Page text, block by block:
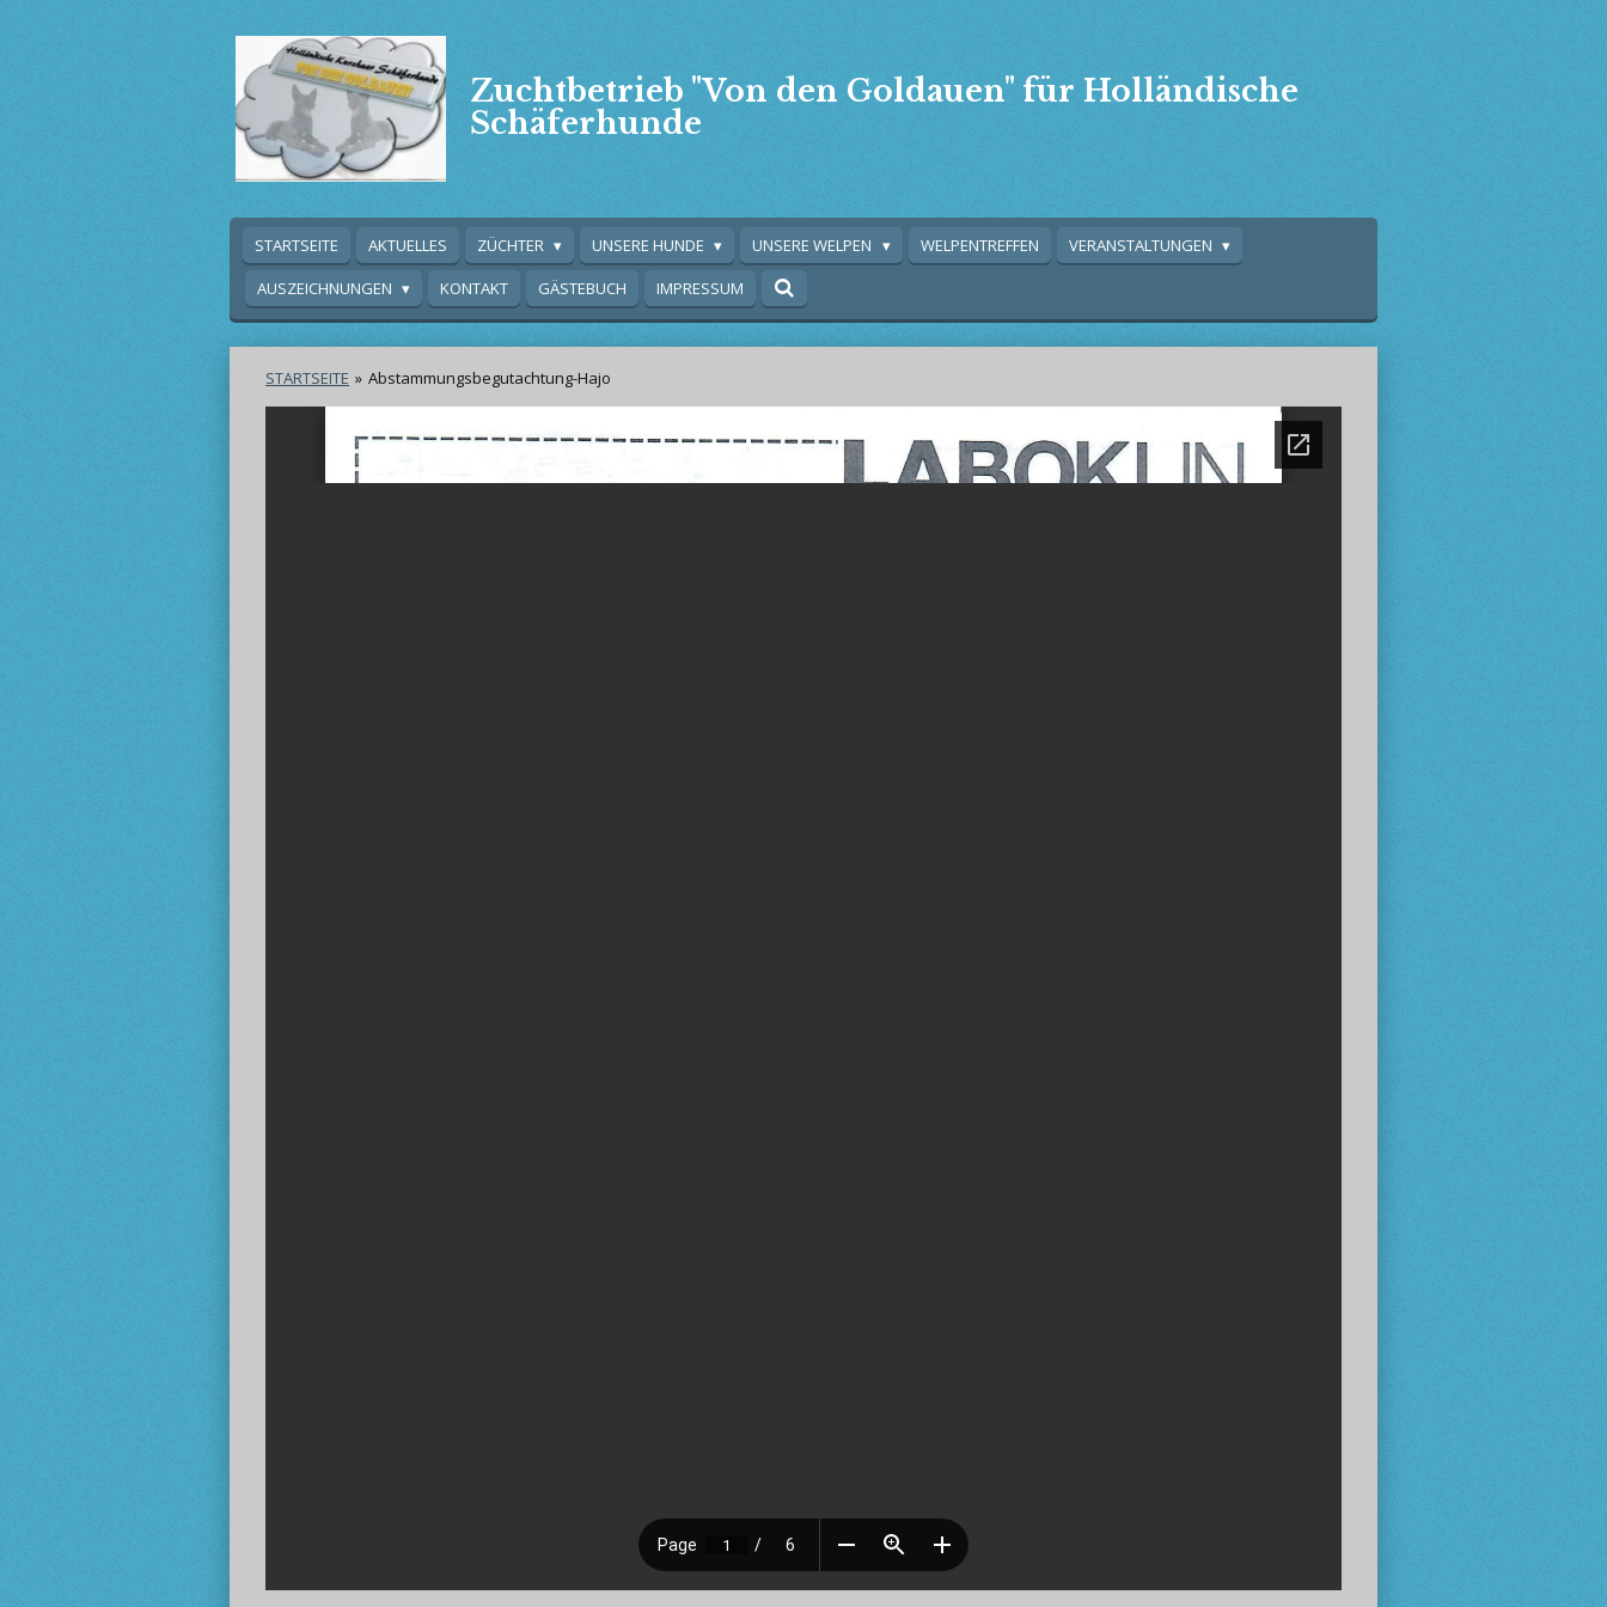
Zuchtbetrieb "Von den Goldauen" für Holländische
Schäferhunde
STARTSEITE AKTUELLES ZÜCHTER UNSERE HUNDE UNSERE WELPEN WELPENTREFFEN
VERANSTALTUNGEN
AUSZEICHNUNGEN
KONTAKT GÄSTEBUCH IMPRESSUM
STARTSEITE » Abstammungsbegutachtung-Hajo